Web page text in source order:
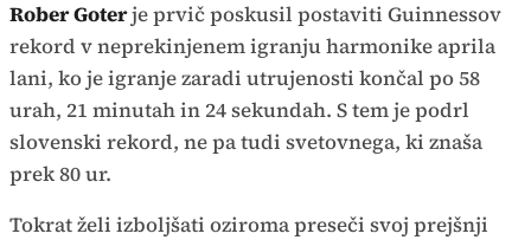
Rober Goterje prvič poskusil postaviti Guinnessov
rekord v neprekinjenem igranju harmonike aprila
lani, ko je igranje zaradi utrujenosti končal po 58
urah, 21 minutah in 24 sekundah. S tem je podrl
slovenski rekord, ne pa tudi svetovnega, ki znaša
prek 80 ur.
Tokrat želi izboljšati oziroma preseči svoj prejšnji